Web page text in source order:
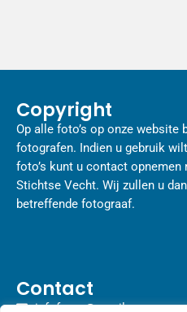
Copyright
Op alle foto’s op onze website
fotografen. Indien u gebruik
foto’s kunt u contact
Stichtse Vecht. Wij zullen u
betreffende fotograaf.
Contact
infofvcsv@gmail.com